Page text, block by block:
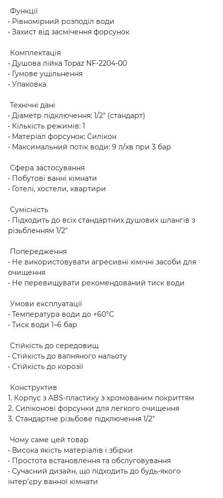
Функції
• Рівномірний розподіл води
• Захист від засмічення форсунок
Комплектація
• Душова лійка Topaz NF-2204-00
• Гумове ущільнення
• Упаковка
Технічні дані
• Діаметр підключення: 1/2" (стандарт)
• Кількість режимів: 1
• Матеріал форсунок: Силікон
• Максимальний потік води: 9 л/хв при 3 бар
Сфера застосування
• Побутові ванні кімнати
• Готелі, хостели, квартири
Сумісність
• Підходить до всіх стандартних душових шлангів з
різьбленням 1/2"
Попередження
• Не використовувати агресивні хімічні засоби для
очищення
• Не перевищувати рекомендований тиск води
Умови експлуатації
• Температура води до +60°C
• Тиск води 1–6 бар
Стійкість до середовищ
• Стійкість до вапняного нальоту
• Стійкість до корозії
Конструктив
1. Корпус з ABS-пластику з хромованим покриттям
2. Силіконові форсунки для легкого очищення
3. Стандартне різьбове підключення 1/2"
Чому саме цей товар
• Висока якість матеріалів і збірки
• Простота встановлення та обслуговування
• Сучасний дизайн, що підходить до будь-якого
інтер'єру ванної кімнати